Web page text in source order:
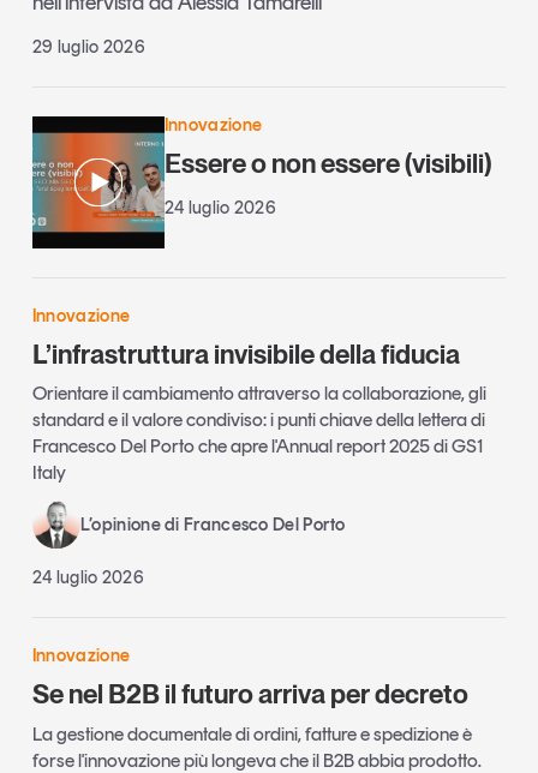
29 luglio 2026
Innovazione
Essere o non essere (visibili)
24 luglio 2026
Innovazione
L’infrastruttura invisibile della fiducia
Orientare il cambiamento attraverso la collaborazione, gli
standard e il valore condiviso: i punti chiave della lettera di
Francesco Del Porto che apre l'Annual report 2025 di GS1
Italy
L’opinione di Francesco Del Porto
24 luglio 2026
Innovazione
Se nel B2B il futuro arriva per decreto
La gestione documentale di ordini, fatture e spedizione è
forse l'innovazione più longeva che il B2B abbia prodotto.